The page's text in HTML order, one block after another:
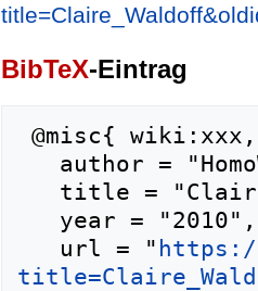
BibTeX-Eintrag
   url = "
https://